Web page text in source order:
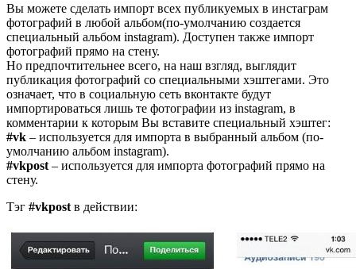
Вы можете сделать импорт всех публикуемых в инстаграм
фотографий в любой альбом(по-умолчанию создается
специальный альбом instagram). Доступен также импорт
фотографий прямо на стену.
Но предпочтительнее всего, на наш взгляд, выглядит
публикация фотографий со специальными хэштегами. Это
означает, что в социальную сеть вконтакте будут
импортироваться лишь те фотографии из instagram, в
комментарии к которым Вы вставите специальный хэштег:
#vk – используется для импорта в выбранный альбом (по-
умолчанию альбом instagram).
#vkpost – используется для импорта фотографий прямо на
стену.
Тэг #vkpost в действии: